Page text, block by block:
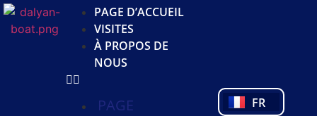
PAGE D’ACCUEIL
VISITES
À PROPOS DE
NOUS
PAGE
FR
PT
TR